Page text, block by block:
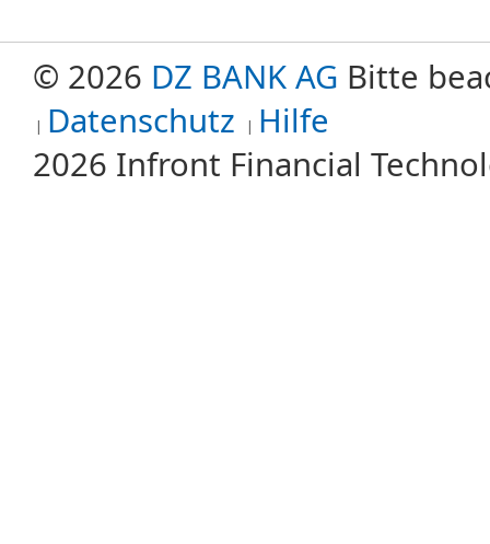
© 2026 DZ BANK AG Bitte
Datenschutz Hilfe
2026 Infront Financial